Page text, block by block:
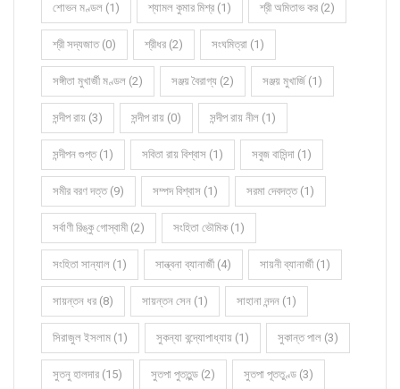
শোভন মণ্ডল (1) শ্যামল কুমার মিশ্র (1) শ্রী অমিতাভ কর (2)
শ্রী সদ্যজাত (0) শ্রীধর (2) সংঘমিত্রা (1)
সঙ্গীতা মুখার্জী মণ্ডল (2) সঞ্জয় বৈরাগ্য (2) সঞ্জয় মুখার্জি (1)
সন্দীপ রায় (3) সন্দীপ রায় (0) সন্দীপ রায় নীল (1)
সন্দীপন গুপ্ত (1) সবিতা রায় বিশ্বাস (1) সবুজ বাসিন্দা (1)
সমীর বরণ দত্ত (9) সম্পদ বিশ্বাস (1) সরমা দেবদত্ত (1)
সর্বাণী রিঙ্কু গোস্বামী (2) সংহিতা ভৌমিক (1)
সংহিতা সান্যাল (1) সান্ত্বনা ব্যানার্জী (4) সায়নী ব্যানার্জী (1)
সায়ন্তন ধর (8) সায়ন্তন সেন (1) সাহানা নন্দন (1)
সিরাজুল ইসলাম (1) সুকন্যা বন্দ্যোপাধ্যায় (1) সুকান্ত পাল (3)
সুতনু হালদার (15) সুতপা পুততুন্ড (2) সুতপা পূততুণ্ড (3)